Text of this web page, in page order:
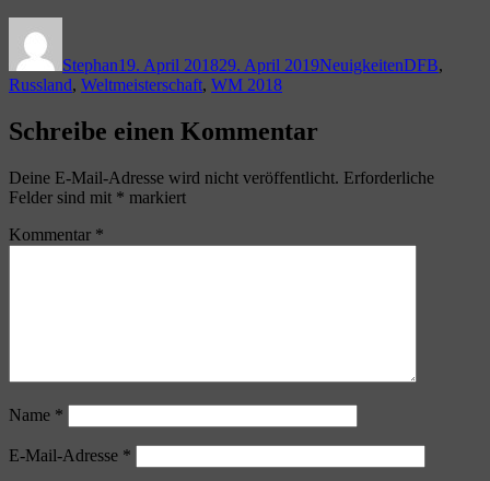
Stephan19. April 201829. April 2019NeuigkeitenDFB,
Russland, Weltmeisterschaft, WM 2018
Schreibe einen Kommentar
Deine E-Mail-Adresse wird nicht veröffentlicht. Erforderliche
Felder sind mit * markiert
Kommentar *
Name *
E-Mail-Adresse *